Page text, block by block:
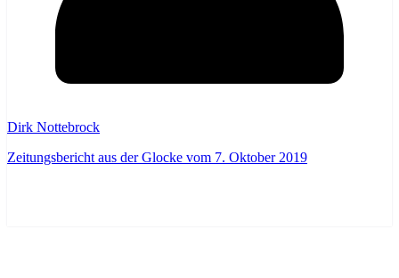
Dirk Nottebrock
Zeitungsbericht aus der Glocke vom 7. Oktober 2019